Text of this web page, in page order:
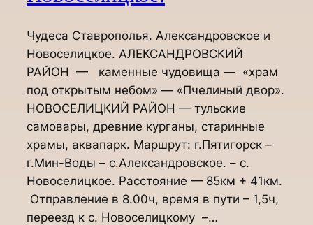
Чудеса Ставрополья. Александровское и
Новоселицкое. АЛЕКСАНДРОВСКИЙ
РАЙОН — каменные чудовища — «храм
под открытым небом» — «Пчелиный двор».
НОВОСЕЛИЦКИЙ РАЙОН — тульские
самовары, древние курганы, старинные
храмы, аквапарк. Маршрут: г.Пятигорск –
г.Мин-Воды – с.Александровское. – с.
Новоселицкое. Расстояние — 85км + 41км.
Отправление в 8.00ч, время в пути – 1,5ч,
переезд к с. Новоселицкому –…